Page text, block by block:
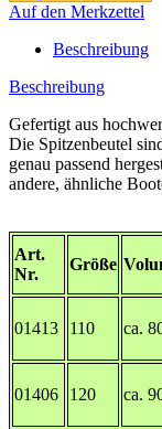
Auf den Merkzettel
Beschreibung
Beschreibung
Gefertigt aus
Die Spitzenbeutel
genau passend
andere, ähnliche
Art.
Nr.
Größe
01413 110 ca.
01406 120 ca.